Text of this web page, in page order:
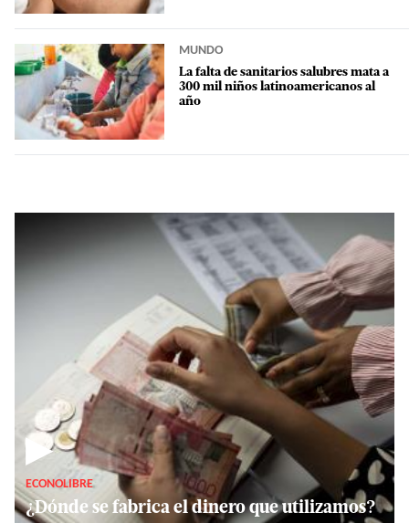
MUNDO
La falta de sanitarios salubres mata a
300 mil niños latinoamericanos al
año
▶
ECONOLIBRE
¿Dónde se fabrica el dinero que utilizamos?